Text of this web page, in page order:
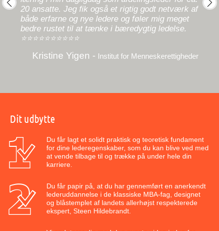
20 ansatte. Jeg fik også et rigtig godt netværk af
både erfarne og nye ledere og føler mig meget
bedre rustet til at tænke i bæredygtig ledelse.
⭐⭐⭐⭐⭐⭐⭐⭐⭐⭐
Kristine Yigen - Institut for Menneskerettigheder
til
Dit udbytte
Du får lagt et solidt praktisk og teoretisk fundament
for dine lederegenskaber, som du kan blive ved med
at vende tilbage til og trække på under hele din
karriere.
Du får papir på, at du har gennemført en anerkendt
lederuddannelse i de klassiske MBA-fag, designet
og blåstemplet af landets allerhøjst respekterede
ekspert, Steen Hildebrandt.